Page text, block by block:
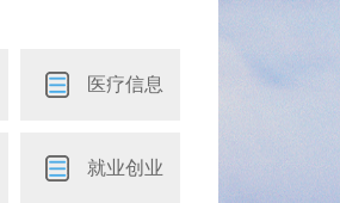
医疗信息
就业创业